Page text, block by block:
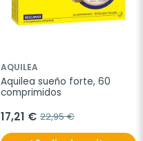
AQUILEA
Aquilea sueño forte, 60
comprimidos
17,21 € 22,95 €